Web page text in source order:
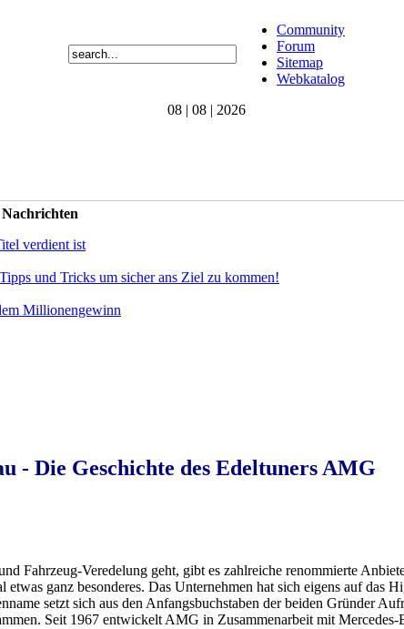
Community
Forum
Sitemap
Webkatalog
08 | 08 | 2026
Nachrichten
verdient ist
und Tricks um sicher ans Ziel zu kommen!
Millionengewinn
- Die Geschichte des Edeltuners AMG
Fahrzeug-Veredelung geht, gibt es zahlreiche renommierte
ganz besonderes. Das Unternehmen hat sich eigens auf das
setzt sich aus den Anfangsbuchstaben der beiden Gründer
Seit 1967 entwickelt AMG in Zusammenarbeit mit